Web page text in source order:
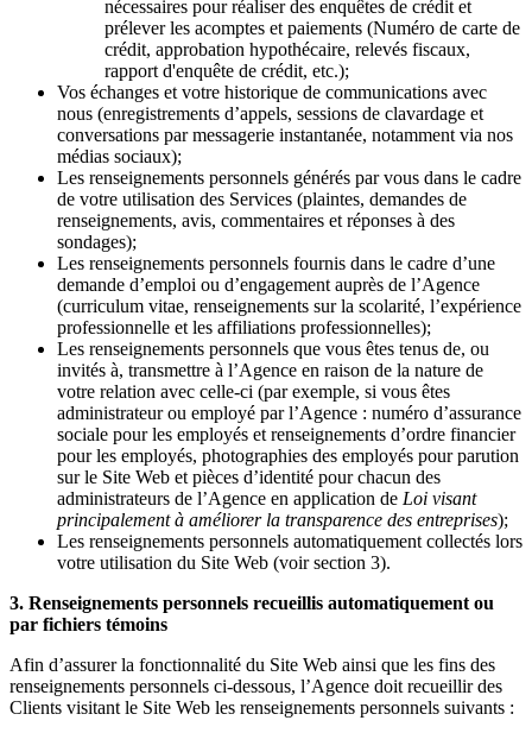
nécessaires pour réaliser des enquêtes de crédit et
prélever les acomptes et paiements (Numéro de carte de
crédit, approbation hypothécaire, relevés fiscaux,
rapport d'enquête de crédit, etc.);
Vos échanges et votre historique de communications avec
nous (enregistrements d’appels, sessions de clavardage et
conversations par messagerie instantanée, notamment via nos
médias sociaux);
Les renseignements personnels générés par vous dans le cadre
de votre utilisation des Services (plaintes, demandes de
renseignements, avis, commentaires et réponses à des
sondages);
Les renseignements personnels fournis dans le cadre d’une
demande d’emploi ou d’engagement auprès de l’Agence
(curriculum vitae, renseignements sur la scolarité, l’expérience
professionnelle et les affiliations professionnelles);
Les renseignements personnels que vous êtes tenus de, ou
invités à, transmettre à l’Agence en raison de la nature de
votre relation avec celle-ci (par exemple, si vous êtes
administrateur ou employé par l’Agence : numéro d’assurance
sociale pour les employés et renseignements d’ordre financier
pour les employés, photographies des employés pour parution
sur le Site Web et pièces d’identité pour chacun des
administrateurs de l’Agence en application de Loi visant
principalement à améliorer la transparence des entreprises);
Les renseignements personnels automatiquement collectés lors
votre utilisation du Site Web (voir section 3).
3. Renseignements personnels recueillis automatiquement ou
par fichiers témoins
Afin d’assurer la fonctionnalité du Site Web ainsi que les fins des
renseignements personnels ci-dessous, l’Agence doit recueillir des
Clients visitant le Site Web les renseignements personnels suivants :